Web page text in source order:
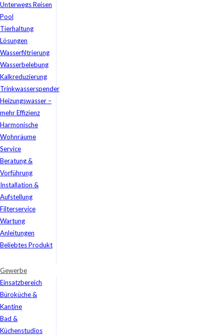
Unterwegs Reisen
Pool
Tierhaltung
Lösungen
Wasserfiltrierung
Wasserbelebung
Kalkreduzierung
Trinkwasserspender
Heizungswasser –
mehr Effizienz
Harmonische
Wohnräume
Service
Beratung &
Vorführung
Installation &
Aufstellung
Filterservice
Wartung
Anleitungen
Beliebtes Produkt
Gewerbe
Einsatzbereich
Büroküche &
Kantine
Bad &
Küchenstudios